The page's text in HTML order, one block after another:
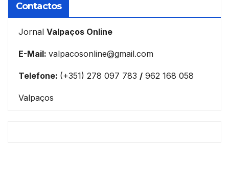
Contactos
Jornal Valpaços Online
E-Mail: valpacosonline@gmail.com
Telefone: (+351) 278 097 783 / 962 168 058
Valpaços